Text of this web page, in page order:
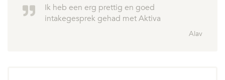
Ik heb een erg prettig en goed
intakegesprek gehad met Aktiva
Alav